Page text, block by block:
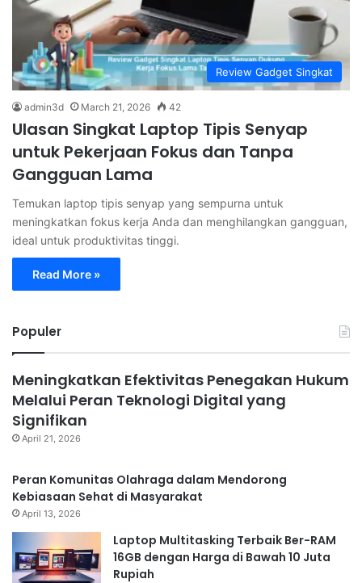
Review Gadget Singkat
admin3d March 21, 2026 42
Ulasan Singkat Laptop Tipis Senyap
untuk Pekerjaan Fokus dan Tanpa
Gangguan Lama
Temukan laptop tipis senyap yang sempurna untuk
meningkatkan fokus kerja Anda dan menghilangkan gangguan,
ideal untuk produktivitas tinggi.
Read More »
Populer
Meningkatkan Efektivitas Penegakan Hukum
Melalui Peran Teknologi Digital yang
Signifikan
April 21, 2026
Peran Komunitas Olahraga dalam Mendorong
Kebiasaan Sehat di Masyarakat
April 13, 2026
Laptop Multitasking Terbaik Ber-RAM
16GB dengan Harga di Bawah 10 Juta
Rupiah